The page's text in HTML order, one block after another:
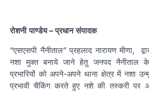
रोशनी पाण्डेय–प्रधान संपादक
“एसएसपी नैनीताल” प्रहलाद नारायण मीणा,
नशा मुक्त बनाये जाने हेतु जनपद नैनीताल
प्रभारियों को अपने-अपने थाना क्षेत्र में नशा
प्रभावी चैकिंग करते हुए नशे की तस्करी पर